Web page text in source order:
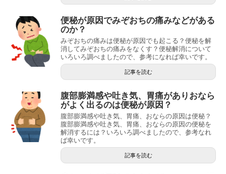
便秘が原因でみぞおちの痛みなどがある
のか？
みぞおちの痛みは便秘が原因でも起こる？便秘を解
消してみぞおちの痛みをなくす？便秘解消について
いろいろ調べましたので、参考になれば幸いです。
記事を読む
腹部膨満感や吐き気、胃痛がありおなら
がよく出るのは便秘が原因？
腹部膨満感や吐き気、胃痛、おならの原因は便秘？
腹部膨満感や吐き気、胃痛、おならの原因の便秘を
解消するには？いろいろ調べましたので、参考なれ
ば幸いです。
記事を読む